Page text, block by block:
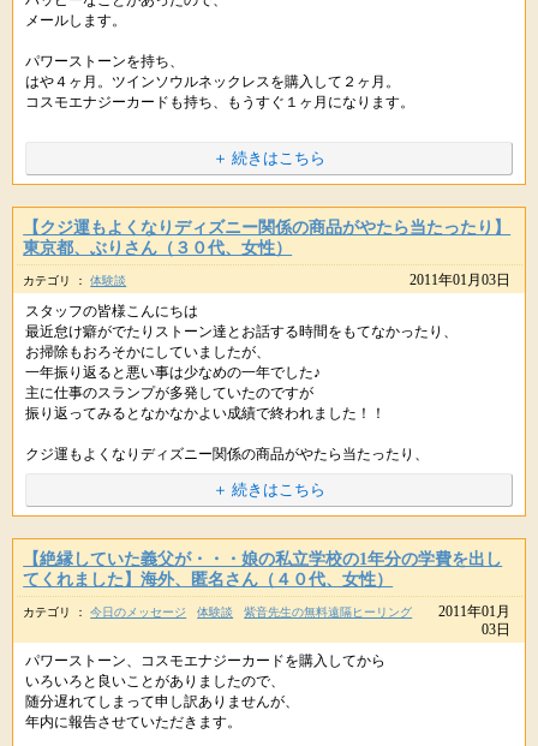
詐欺にあったお金は弁護士さんに依頼して返金手続きをしています。
石は毎日ポケットに入れて、寝る時も握りしめています。
大金を失ってしまい、
毎日自分を見つめ直し、感謝しながら生活しています。
メルマガもとても楽しく読ませていただいております。
kaoru先生、スタッフの皆さま本当にありがとうございます。
寒い日が続きますが、皆さまお元気で良いお年をお迎え下さい。
また来年もどうぞ宜しくお願い致します。
++++
嬉しいご報告ありがとうございます。
不思議な偶然からＷさんから、お金だけでなくアドバイスをもらい、借金
返済に向けた具体的な道筋ができたようで何よりです。
> 詐欺にあったお金は弁護士さんに依頼して返金手続きをしています。
相手にとっては、「手ごわい」わたし、です。
これくらい、みなさんよりリードして水を
開けると、全貌がよく見えてよいものですね。
この先、どうなるか分かりませんが、今の
いかがでしょうか？
数々のアドバイス、大活躍です。
すばらしいです。
本当に心よりどうも有難う御座います。
感謝致します。
++++
星のしずく事務局より
++++
メールありがとうございます。
メールします。
パワーストーンを持ち、
はや４ヶ月。ツインソウルネックレスを購入して２ヶ月。
コスモエナジーカードも持ち、もうすぐ１ヶ月になります。
最近では、毎日何通もメールが来ます。
デートも頻繁に出来、しかも、とても優しいです。
本当に嬉しいです。
星のしずく事務局のみなさま、
kaoru先生、本当に感謝致します。
これからもグッズの数々に感謝して生活して行きます。
ありがとうございました。
星のしずく事務局より
++++
> 以前は、一日一通、メールが来るか来ないかだった彼氏から、
＋ 続きはこちら
【クジ運もよくなりディズニー関係の商品がやたら当たったり】
東京都、ぶりさん（３０代、女性）
カテゴリ ：体験談
2011年01月03日
スタッフの皆様こんにちは
最近怠け癖がでたりストーン達とお話する時間をもてなかったり、
お掃除もおろそかにしていましたが、
一年振り返ると悪い事は少なめの一年でした♪
主に仕事のスランプが多発していたのですが
振り返ってみるとなかなかよい成績で終われました！！
クジ運もよくなりディズニー関係の商品がやたら当たったり、
とても豪華なこともおこりました！！
本当にありがとうございます
スタッフの皆様来年もよろしくお願いします。
＋ 続きはこちら
【絶縁していた義父が・・・娘の私立学校の1年分の学費を出し
てくれました】海外、匿名さん（４０代、女性）
カテゴリ ：今日のメッセージ 体験談 紫音先生の無料遠隔ヒーリング
2011年01月
03日
パワーストーン、コスモエナジーカードを購入してから
いろいろと良いことがありましたので、
随分遅れてしまって申し訳ありませんが、
年内に報告させていただきます。